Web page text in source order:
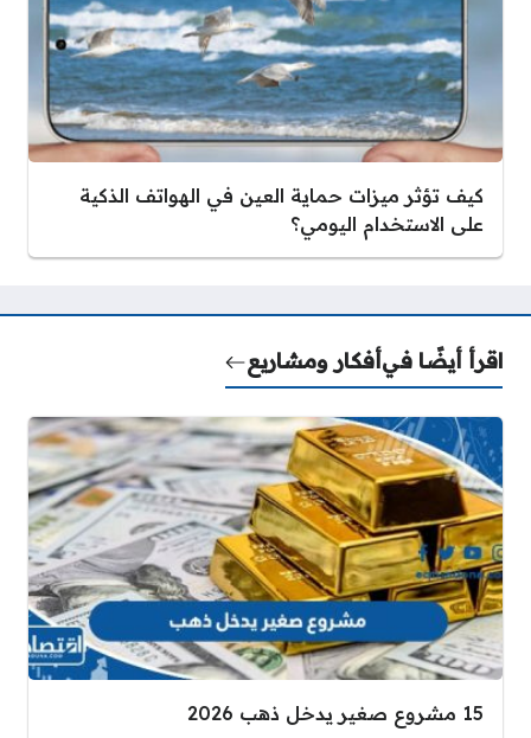
كيف تؤثر ميزات حماية العين في الهواتف الذكية
على الاستخدام اليومي؟
اقرأ أيضًا فيأفكار ومشاريع
15 مشروع صغير يدخل ذهب 2026